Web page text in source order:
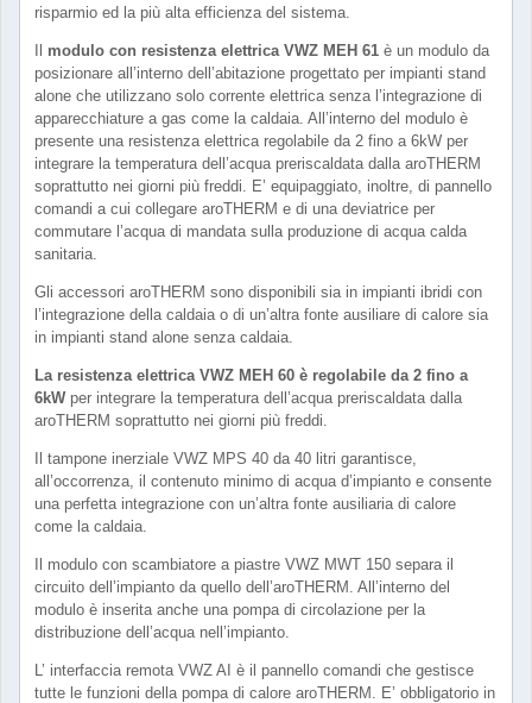
risparmio ed la più alta efficienza del sistema.
modulo con resistenza elettrica VWZ MEH 61 è un modulo da
posizionare all’interno dell’abitazione progettato per impianti stand
alone che utilizzano solo corrente elettrica senza l’integrazione di
apparecchiature a gas come la caldaia. All’interno del modulo è
presente una resistenza elettrica regolabile da 2 fino a 6kW per
integrare la temperatura dell’acqua preriscaldata dalla aroTHERM
soprattutto nei giorni più freddi. E’ equipaggiato, inoltre, di pannello
comandi a cui collegare aroTHERM e di una deviatrice per
commutare l’acqua di mandata sulla produzione di acqua calda
sanitaria.
Gli accessori aroTHERM sono disponibili sia in impianti ibridi con
l’integrazione della caldaia o di un’altra fonte ausiliare di calore sia
in impianti stand alone senza caldaia.
La resistenza elettrica VWZ MEH 60 è regolabile da 2 fino a
6kW per integrare la temperatura dell’acqua preriscaldata dalla
aroTHERM soprattutto nei giorni più freddi.
Il tampone inerziale VWZ MPS 40 da 40 litri garantisce,
all’occorrenza, il contenuto minimo di acqua d’impianto e consente
una perfetta integrazione con un’altra fonte ausiliaria di calore
come la caldaia.
Il modulo con scambiatore a piastre VWZ MWT 150 separa il
circuito dell’impianto da quello dell’aroTHERM. All’interno del
modulo è inserita anche una pompa di circolazione per la
distribuzione dell’acqua nell’impianto.
L’ interfaccia remota VWZ AI è il pannello comandi che gestisce
tutte le funzioni della pompa di calore aroTHERM. E’ obbligatorio in